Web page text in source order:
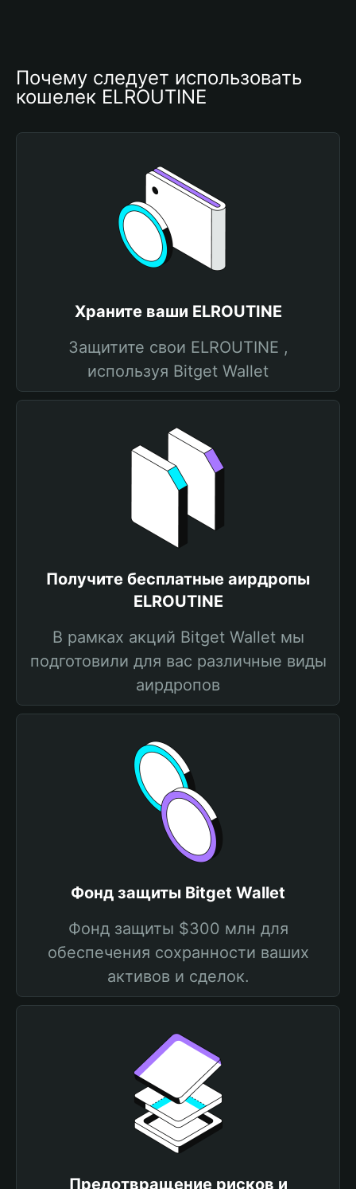
Почему следует использовать
кошелек ELROUTINE
Храните ваши ELROUTINE
Защитите свои ELROUTINE ,
используя Bitget Wallet
Получите бесплатные аирдропы
ELROUTINE
В рамках акций Bitget Wallet мы
подготовили для вас различные виды
аирдропов
Фонд защиты Bitget Wallet
Фонд защиты $300 млн для
обеспечения сохранности ваших
активов и сделок.
Предотвращение рисков и